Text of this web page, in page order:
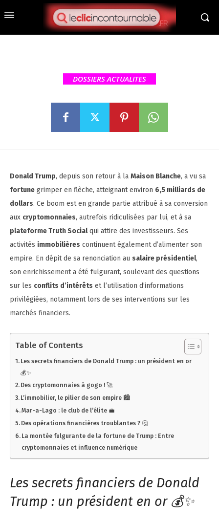
États-Unis : Cryptomonnaies
et réseaux sociaux, les
DOSSIERS ACTUALITES
Donald Trump, depuis son retour à la Maison Blanche, a vu sa
fortune grimper en flèche, atteignant environ 6,5 milliards de
dollars. Ce boom est en grande partie attribué à sa conversion
aux cryptomonnaies, autrefois ridiculisées par lui, et à sa
plateforme Truth Socialqui attire des investisseurs. Ses
activités immobilières continuent également d’alimenter son
empire. En dépit de sa renonciation au salaire présidentiel,
son enrichissement a été fulgurant, soulevant des questions
sur les conflits d’intérêts et l’utilisation d’informations
privilégiées, notamment lors de ses interventions sur les
marchés financiers.
Table of Contents
Les secrets financiers de Donald Trump : un président en or
💰✨
Des cryptomonnaies à gogo ! 🚀
L’immobilier, le pilier de son empire 🏙️
Mar-a-Lago : le club de l’élite 💼
Des opérations financières troublantes ? 🤔
La montée fulgurante de la fortune de Trump : Entre
cryptomonnaies et influence numérique
Les secrets financiers de Donald
Trump : un président en or 💰✨